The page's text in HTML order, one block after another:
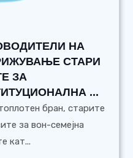
НА
СТАРИ
ЗА
...
бран, старите
за вон-семејна
кат...